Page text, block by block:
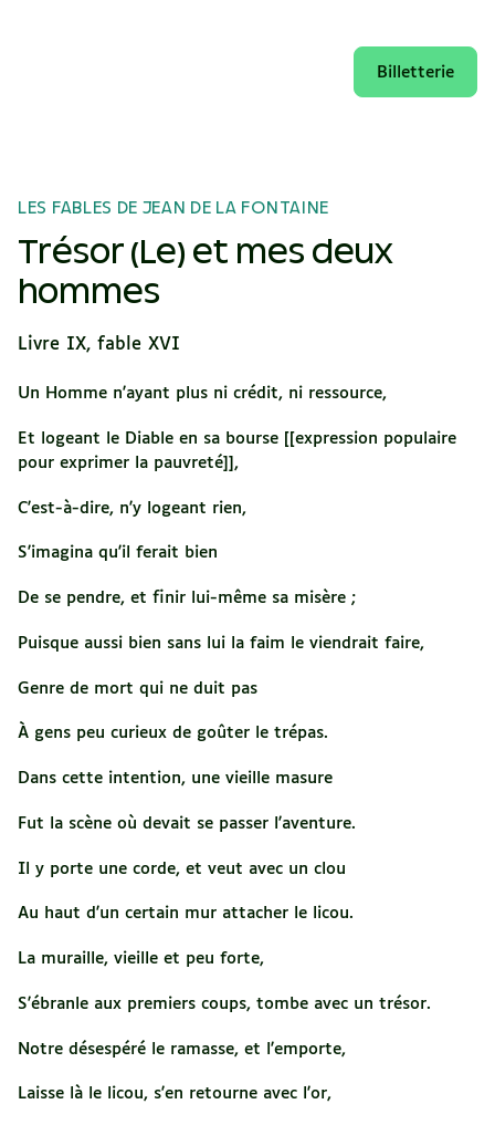
Billetterie
LES FABLES DE JEAN DE LA FONTAINE
Trésor (Le) et mes deux
hommes
Livre IX, fable XVI
Un Homme n'ayant plus ni crédit, ni ressource,
Et logeant le Diable en sa bourse [[expression populaire
pour exprimer la pauvreté]],
C'est-à-dire, n'y logeant rien,
S'imagina qu'il ferait bien
De se pendre, et finir lui-même sa misère ;
Puisque aussi bien sans lui la faim le viendrait faire,
Genre de mort qui ne duit pas
À gens peu curieux de goûter le trépas.
Dans cette intention, une vieille masure
Fut la scène où devait se passer l'aventure.
Il y porte une corde, et veut avec un clou
Au haut d'un certain mur attacher le licou.
La muraille, vieille et peu forte,
S'ébranle aux premiers coups, tombe avec un trésor.
Notre désespéré le ramasse, et l'emporte,
Laisse là le licou, s'en retourne avec l'or,